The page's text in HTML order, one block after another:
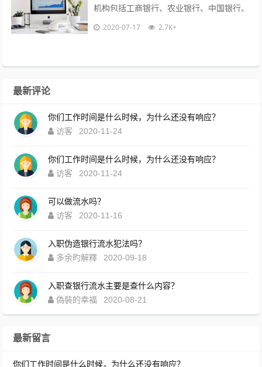
机构包括工商银行、农业银行、中国银行、
建设银行、交通银行、招商银行、浦发银
2020-07-17 2.7K+
最新评论
你们工作时间是什么时候，为什么还没有响应？
访客
2020-11-24
你们工作时间是什么时候，为什么还没有响应？
访客
2020-11-24
可以做流水吗？
访客
2020-11-16
入职伪造银行流水犯法吗？
多余旳解釋
2020-09-18
入职查银行流水主要是查什么内容？
偽裝的幸福
2020-08-21
最新留言
你们工作时间是什么时候，为什么还没有响应？